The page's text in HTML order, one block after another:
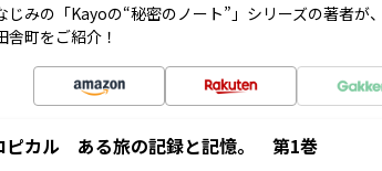
じみの「Kayoの“秘密のノート”」シリーズの著者が
舎町をご紹介！
ピカル ある旅の記録と記憶。 第1巻